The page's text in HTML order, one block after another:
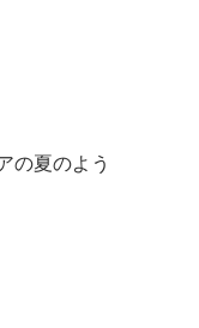
の夏のよう